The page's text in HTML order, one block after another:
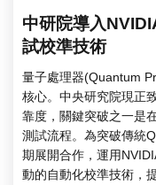
中研院導入
試校準技術
量子處理器(Quantum
核心。中央研究院現正
靠度，關鍵突破之一是
測試流程。為突破傳統
期展開合作，運用
動的自動化校準技術，